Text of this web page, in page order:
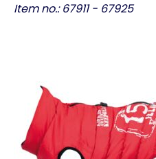
Item no.: 67911 - 67925